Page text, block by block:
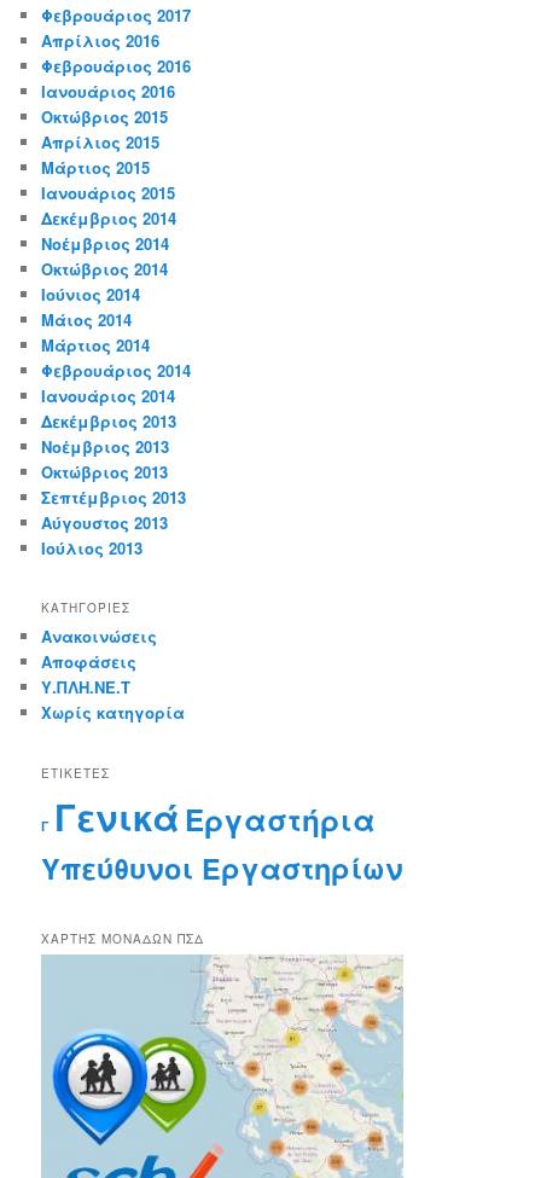
Φεβρουάριος 2017
Απρίλιος 2016
Φεβρουάριος 2016
Ιανουάριος 2016
Οκτώβριος 2015
Απρίλιος 2015
Μάρτιος 2015
Ιανουάριος 2015
Δεκέμβριος 2014
Νοέμβριος 2014
Οκτώβριος 2014
Ιούνιος 2014
Μάιος 2014
Μάρτιος 2014
Φεβρουάριος 2014
Ιανουάριος 2014
Δεκέμβριος 2013
Νοέμβριος 2013
Οκτώβριος 2013
Σεπτέμβριος 2013
Αύγουστος 2013
Ιούλιος 2013
KΑΤΗΓΟΡΊΕΣ
Ανακοινώσεις
Αποφάσεις
Υ.ΠΛΗ.ΝΕ.Τ
Χωρίς κατηγορία
ΕΤΙΚΈΤΕΣ
Γ Γενικά Εργαστήρια
Υπεύθυνοι Εργαστηρίων
ΧΆΡΤΗΣ ΜΟΝΆΔΩΝ ΠΣΔ